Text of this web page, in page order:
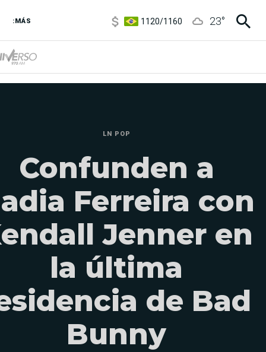
:MÁS
3,6/3,9
23°
LN POP
Confunden a
Ferreira con
Jenner en
la última
de Bad
Bunny